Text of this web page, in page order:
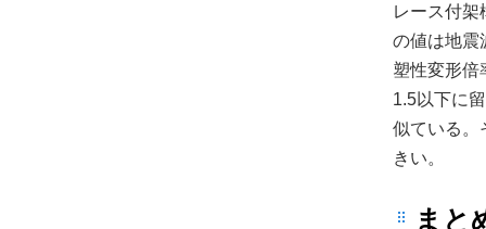
レース付
の値は地震
塑性変形倍
1.5以下に
似ている。
きい。
まと